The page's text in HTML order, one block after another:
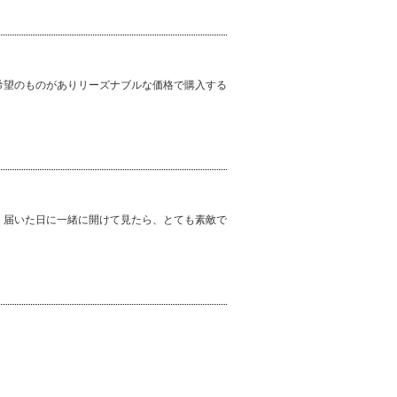
のものがありリーズナブルな価格で購入する
いた日に一緒に開けて見たら、とても素敵で